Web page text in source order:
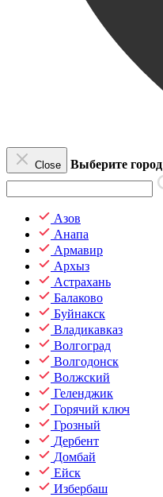
Close Выберите город
Азов
Анапа
Армавир
Архыз
Астрахань
Балаково
Буйнакск
Владикавказ
Волгоград
Волгодонск
Волжский
Геленджик
Горячий ключ
Грозный
Дербент
Домбай
Ейск
Избербаш